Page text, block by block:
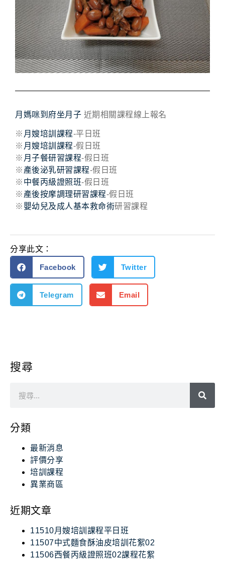
月媽咪到府坐月子 近期相關課程線上報名
※ 月嫂培訓課程-平日班
※ 月嫂培訓課程-假日班
※ 月子餐研習課程-假日班
※ 產後泌乳研習課程-假日班
※ 中餐丙級證照班-假日班
※ 產後按摩調理研習課程-假日班
※ 嬰幼兒及成人基本救命術研習課程
分享此文：
Facebook Twitter
Telegram Email
搜尋
分類
最新消息
評價分享
培訓課程
異業商區
近期文章
11510月嫂培訓課程平日班
11507中式麵食酥油皮培訓花絮02
11506西餐丙級證照班02課程花絮